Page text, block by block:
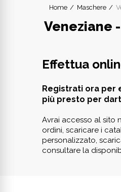
Veneziane
Home Maschere
Effettua
Registrati ora per
più presto per
Avrai accesso al sito
ordini, scaricare i
personalizzato,
consultare la